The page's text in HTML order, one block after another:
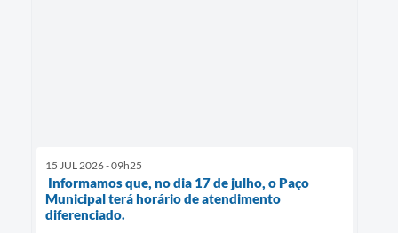
15 JUL 2026 - 09h25
Informamos que, no dia 17 de julho, o Paço
Municipal terá horário de atendimento
diferenciado.